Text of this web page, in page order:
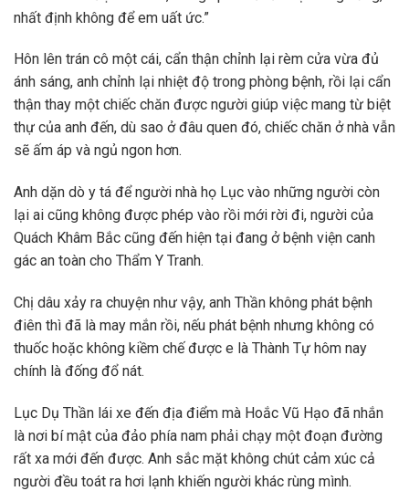
nhất định không để em uất ức.”
Hôn lên trán cô một cái, cẩn thận chỉnh lại rèm cửa vừa đủ
ánh sáng, anh chỉnh lại nhiệt độ trong phòng bệnh, rồi lại cẩn
thận thay một chiếc chăn được người giúp việc mang từ biệt
thự của anh đến, dù sao ở đâu quen đó, chiếc chăn ở nhà vẫn
sẽ ấm áp và ngủ ngon hơn.
Anh dặn dò y tá để người nhà họ Lục vào những người còn
lại ai cũng không được phép vào rồi mới rời đi, người của
Quách Khâm Bắc cũng đến hiện tại đang ở bệnh viện canh
gác an toàn cho Thẩm Y Tranh.
Chị dâu xảy ra chuyện như vậy, anh Thần không phát bệnh
điên thì đã là may mắn rồi, nếu phát bệnh nhưng không có
thuốc hoặc không kiềm chế được e là Thành Tự hôm nay
chính là đống đổ nát.
Lục Dụ Thần lái xe đến địa điểm mà Hoắc Vũ Hạo đã nhắn
là nơi bí mật của đảo phía nam phải chạy một đoạn đường
rất xa mới đến được. Anh sắc mặt không chút cảm xúc cả
người đều toát ra hơi lạnh khiến người khác rùng mình.